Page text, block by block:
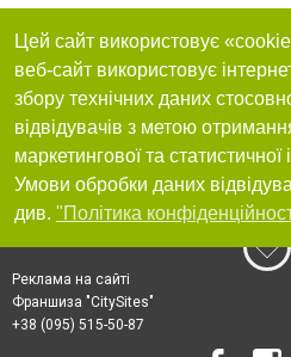
Цей сайт використовує
веб-сайт використовує
збору технічних даних
відвідувачів з метою
маркетингової та статистичної
Умови обробки даних
див. "Політика
Реклама на сайті
Франшиза "CitySites"
+38 (095) 515-50-87